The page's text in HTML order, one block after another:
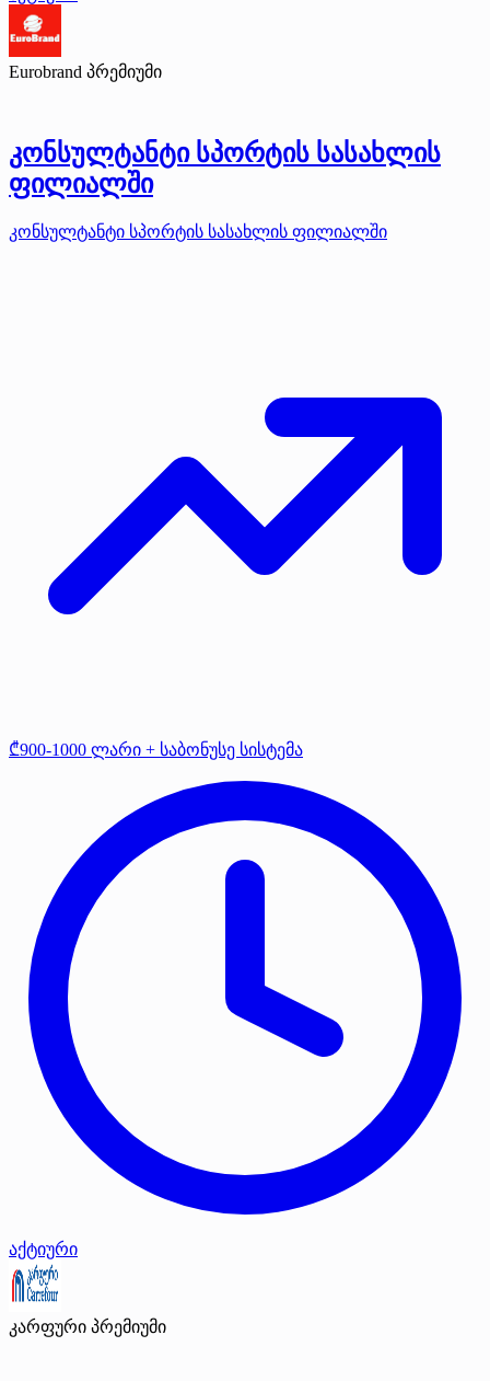
Eurobrand პრემიუმი
კონსულტანტი სპორტის სასახლის
ფილიალში
კონსულტანტი სპორტის სასახლის ფილიალში
₾900-1000 ლარი + საბონუსე სისტემა
აქტიური
კარფური პრემიუმი